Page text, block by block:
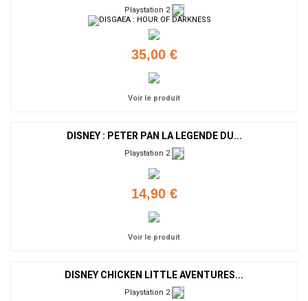
Playstation 2
35,00 €
Voir le produit
DISNEY : PETER PAN LA LEGENDE DU...
Playstation 2
14,90 €
Voir le produit
DISNEY CHICKEN LITTLE AVENTURES...
Playstation 2